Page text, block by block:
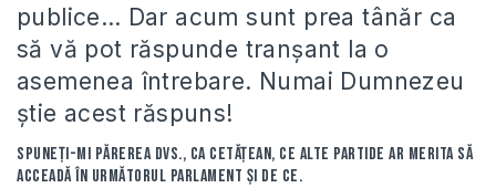
publice… Dar acum sunt prea tânăr ca
să vă pot răspunde tranşant la o
asemenea întrebare. Numai Dumnezeu
ştie acest răspuns!
Spuneţi-mi părerea Dvs., ca cetăţean, ce alte partide ar merita să
acceadă în următorul parlament şi de ce.